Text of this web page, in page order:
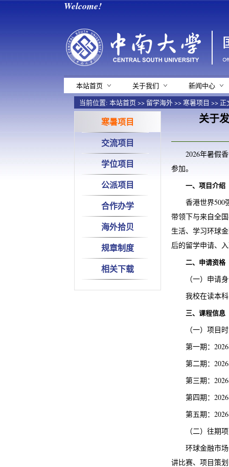
Welcome!
本站首页 关于我们
新闻中心
当前位置: 本站首页>> 留学海外>>寒暑项目 >> 正
寒暑项目
交流项目
学位项目
公派项目
合作办学
海外拾贝
规章制度
相关下载
关于
2026年暑假
参加。
一、项目介绍
香港世界500
带领下与来自全
生活、学习环球
后的留学申请、
二、申请资格
（一）申请
我校在读本
三、课程信息
（一）项目
第一期：
第二期：
第三期：
第四期：
第五期：
（二）往期
环球金融市
讲比赛、项目策